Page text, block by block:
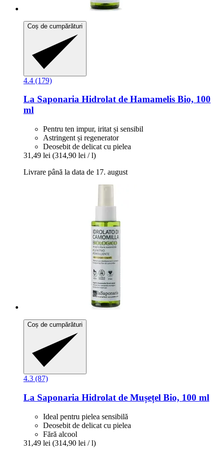
Coș de cumpărături
4.4 (179)
La Saponaria Hidrolat de Hamamelis Bio, 100
ml
Pentru ten impur, iritat și sensibil
Astringent și regenerator
Deosebit de delicat cu pielea
31,49 lei (314,90 lei / l)
Livrare până la data de 17. august
Coș de cumpărături
4.3 (87)
La Saponaria Hidrolat de Mușețel Bio, 100 ml
Ideal pentru pielea sensibilă
Deosebit de delicat cu pielea
Fără alcool
31,49 lei (314,90 lei / l)